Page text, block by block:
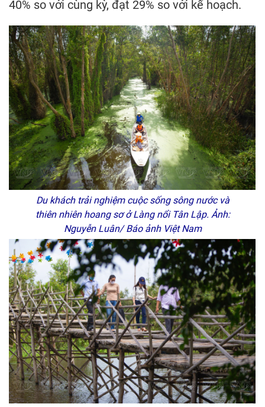
40% so với cùng kỳ, đạt 29% so với kế hoạch.
Du khách trải nghiệm cuộc sống sông nước và
thiên nhiên hoang sơ ở Làng nổi Tân Lập. Ảnh:
Nguyễn Luân/ Báo ảnh Việt Nam